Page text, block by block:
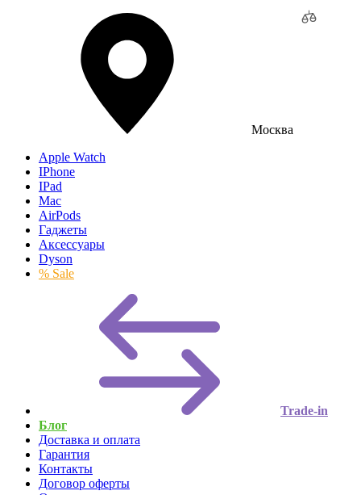
Москва
Apple Watch
IPhone
IPad
Mac
AirPods
Гаджеты
Аксессуары
Dyson
% Sale
Trade-in
Блог
Доставка и оплата
Гарантия
Контакты
Договор оферты